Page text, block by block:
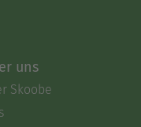
uns
Skoobe